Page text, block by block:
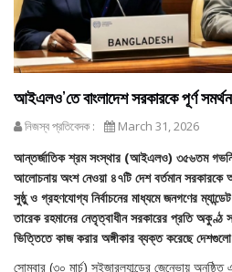
আইএলও’তে বাংলাদেশ সরকারকে পূর্ণ
নিজস্ব প্রতিবেদক : March 31, 2026
আন্তর্জাতিক শ্রম সংস্থার (আইএলও) ৩৫৬তম
আলোচনায় অংশ নেওয়া ৪৭টি দেশ বর্তমান সরকারকে
সুষ্ঠু ও গ্রহণযোগ্য নির্বাচনের মাধ্যমে জনগণের
তারেক রহমানের নেতৃত্বাধীন সরকারের প্রতি অকুণ্ঠ
ভিত্তিতে কাজ করার অঙ্গীকার ব্যক্ত করেছে দেশগুলো
সোমবার (৩০ মার্চ) সুইজারল্যান্ডের জেনেভায়